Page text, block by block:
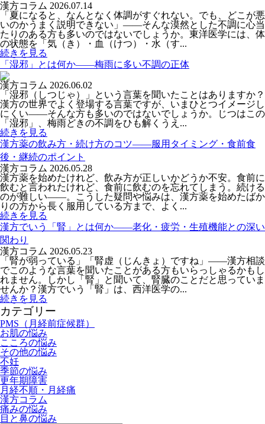
漢方コラム 2026.07.14
「夏になると、なんとなく体調がすぐれない。でも、どこが悪
いのかうまく説明できない」――そんな漠然とした不調に心当
たりのある方も多いのではないでしょうか。東洋医学には、体
の状態を「気（き）・血（けつ）・水（す...
続きを見る
「湿邪」とは何か――梅雨に多い不調の正体
漢方コラム 2026.06.02
「湿邪（しつじゃ）」という言葉を聞いたことはありますか？
漢方の世界でよく登場する言葉ですが、いまひとつイメージし
にくい――そんな方も多いのではないでしょうか。じつはこの
「湿邪」、梅雨どきの不調をひも解くうえ...
続きを見る
漢方薬の飲み方・続け方のコツ――服用タイミング・食前食
後・継続のポイント
漢方コラム 2026.05.28
漢方薬を始めたけれど、飲み方が正しいかどうか不安。食前に
飲むと言われたけれど、食前に飲むのを忘れてしまう。続ける
のが難しい——。こうした疑問や悩みは、漢方薬を始めたばか
りの方から長く服用している方まで、よく...
続きを見る
漢方でいう「腎」とは何か――老化・疲労・生殖機能との深い
関わり
漢方コラム 2026.05.23
「腎が弱っている」「腎虚（じんきょ）ですね」——漢方相談
でこのような言葉を聞いたことがある方もいらっしゃるかもし
れません。しかし「腎」と聞いて、腎臓のことだと思っていま
せんか？漢方でいう「腎」は、西洋医学の...
続きを見る
カテゴリー
PMS（月経前症候群）
お肌の悩み
こころの悩み
その他の悩み
不妊
季節の悩み
更年期障害
月経不順・月経痛
漢方コラム
痛みの悩み
目と鼻の悩み